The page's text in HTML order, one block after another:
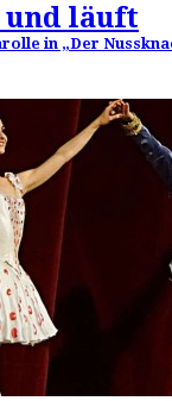
läuft
in „Der